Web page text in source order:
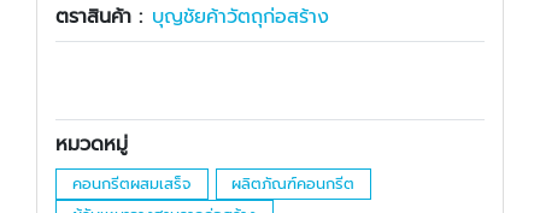
ตราสินค้า : บุญชัยค้าวัตถุก่อสร้าง
หมวดหมู่
คอนกรีตผสมเสร็จ
ผลิตภัณฑ์คอนกรีต